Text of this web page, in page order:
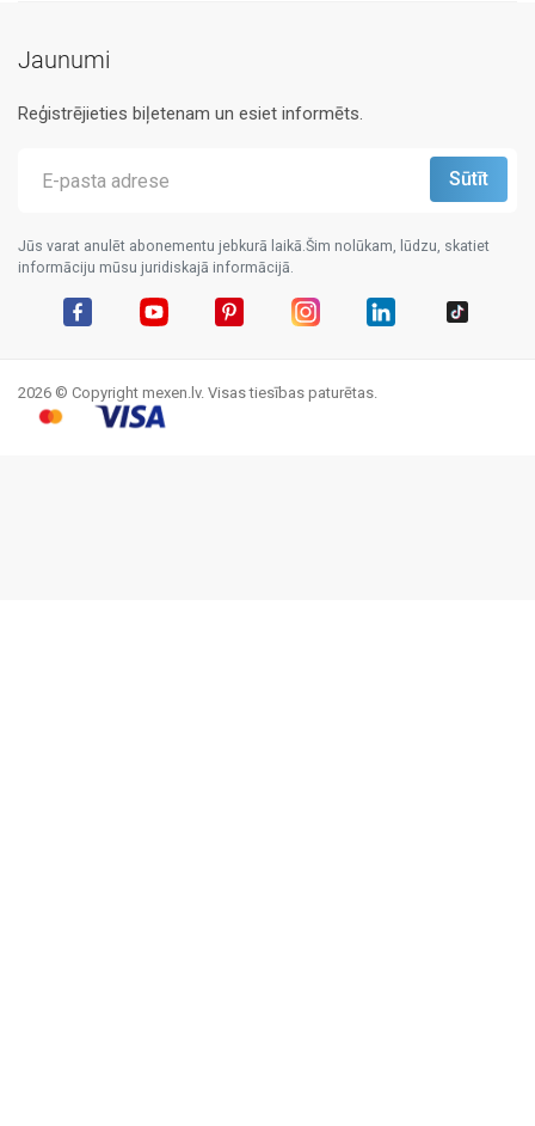
Jaunumi
Reģistrējieties biļetenam un esiet informēts.
Jūs varat anulēt abonementu jebkurā laikā.Šim nolūkam, lūdzu, skatiet
informāciju mūsu juridiskajā informācijā.
2026 © Copyright mexen.lv. Visas tiesības paturētas.